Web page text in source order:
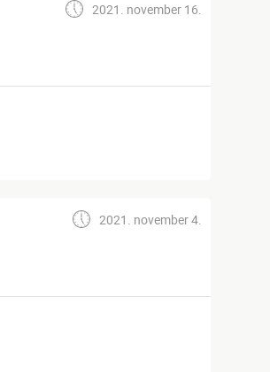
2021. november 16.
2021. november 4.